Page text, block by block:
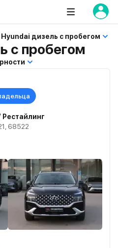
Hyundai дизель с пробегом
с пробегом
Рестайлинг
68522